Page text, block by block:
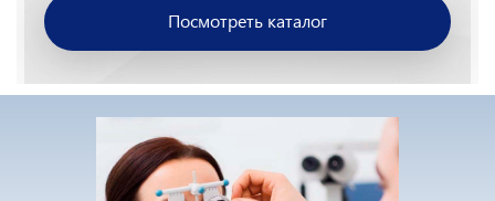
Посмотреть каталог